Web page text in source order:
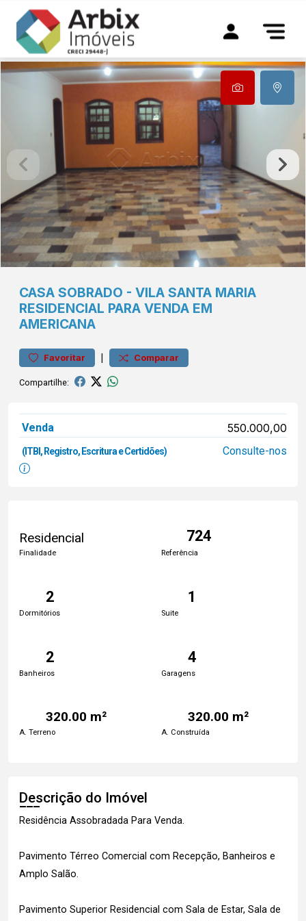
CASA SOBRADO - VILA SANTA MARIA
RESIDENCIAL PARA VENDA EM
AMERICANA
Favoritar | Comparar
Compartilhe:
Venda 550.000,00
(ITBI, Registro, Escritura e Certidões) Consulte-nos
Residencial
Finalidade
724
Referência
2
Dormitórios
1
Suite
2
Banheiros
4
Garagens
320.00 m²
A. Terreno
320.00 m²
A. Construída
Descrição do Imóvel
Residência Assobradada Para Venda.
Pavimento Térreo Comercial com Recepção, Banheiros e
Amplo Salão.
Pavimento Superior Residencial com Sala de Estar, Sala de